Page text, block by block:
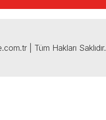
| Tüm Hakları Saklıdır.